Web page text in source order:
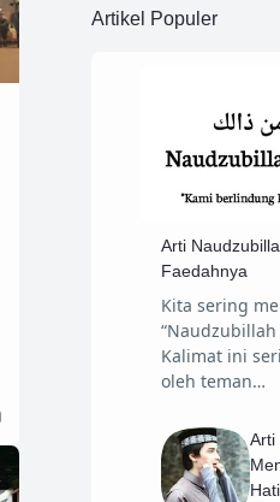
Motivasi
Artikel Populer
Arti
Faedahnya
Kita sering
“Naudzubillah
Kalimat ini
oleh teman…
Arti
Hati